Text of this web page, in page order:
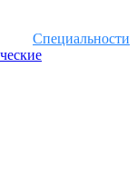
Специальности